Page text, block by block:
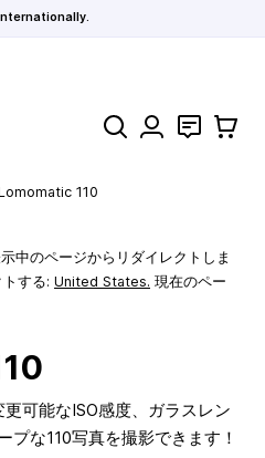
検索 お問い合わ
カート
110
中のページからリダイレクトしま
する: United States. 現在のペー
可能なISO感度、ガラスレン
プな110写真を撮影できます！